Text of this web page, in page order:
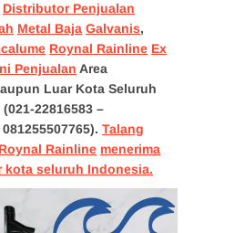
Distributor Penjualan
Metal Baja Galvanis,
Roynal Rainline Ex
Penjualan Area
Luar Kota Seluruh
(021-22816583 –
Talang
Roynal Rainline menerima
kota seluruh Indonesia.